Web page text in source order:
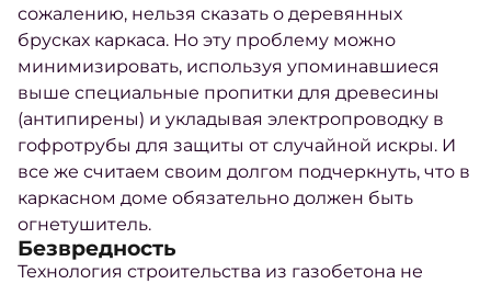
сожалению, нельзя сказать о деревянных
брусках каркаса. Но эту проблему можно
минимизировать, используя упоминавшиеся
выше специальные пропитки для древесины
(антипирены) и укладывая электропроводку в
гофротрубы для защиты от случайной искры. И
все же считаем своим долгом подчеркнуть, что в
каркасном доме обязательно должен быть
огнетушитель.
Безвредность
Технология строительства из газобетона не